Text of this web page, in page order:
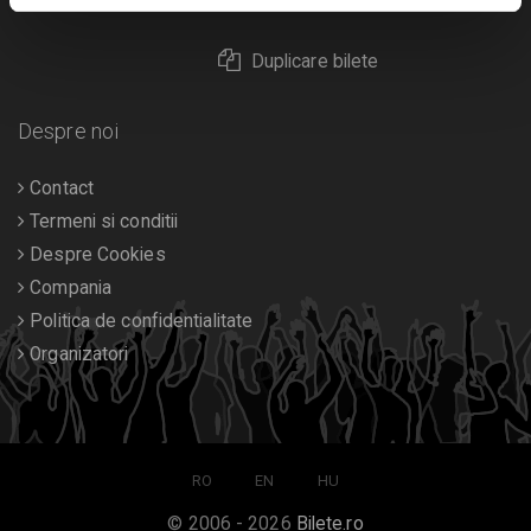
Duplicare bilete
Despre noi
Contact
Termeni si conditii
Despre Cookies
Compania
Politica de confidentialitate
Organizatori
RO EN HU
© 2006 - 2026 Bilete.ro